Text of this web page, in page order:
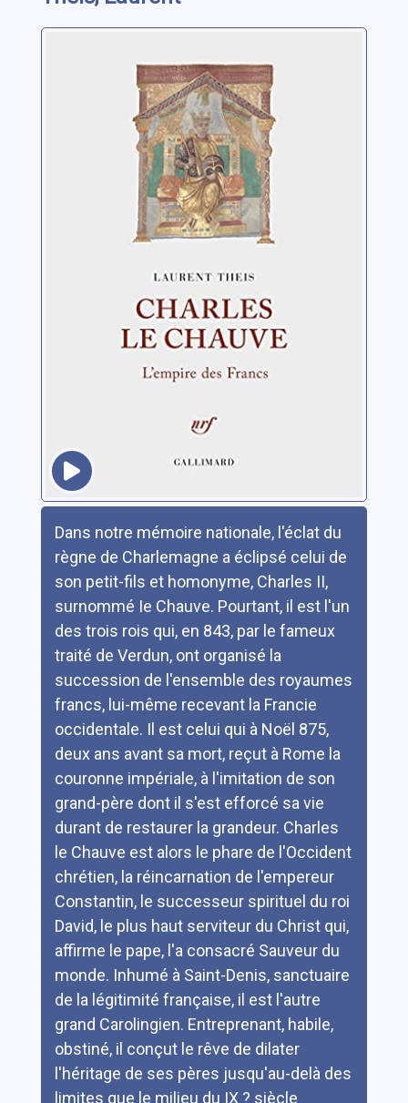
Dans notre mémoire nationale, l'éclat du
règne de Charlemagne a éclipsé celui de
son petit-fils et homonyme, Charles II,
surnommé Ie Chauve. Pourtant, il est l'un
des trois rois qui, en 843, par le fameux
traité de Verdun, ont organisé la
succession de l'ensemble des royaumes
francs, lui-même recevant la Francie
occidentale. Il est celui qui à Noël 875,
deux ans avant sa mort, reçut à Rome la
couronne impériale, à l'imitation de son
grand-père dont il s'est efforcé sa vie
durant de restaurer la grandeur. Charles
le Chauve est alors le phare de l'Occident
chrétien, la réincarnation de l'empereur
Constantin, le successeur spirituel du roi
David, le plus haut serviteur du Christ qui,
affirme le pape, l'a consacré Sauveur du
monde. Inhumé à Saint-Denis, sanctuaire
de la légitimité française, il est l'autre
grand Carolingien. Entreprenant, habile,
obstiné, il conçut le rêve de dilater
l'héritage de ses pères jusqu'au-delà des
limites que le milieu du IX ? siècle